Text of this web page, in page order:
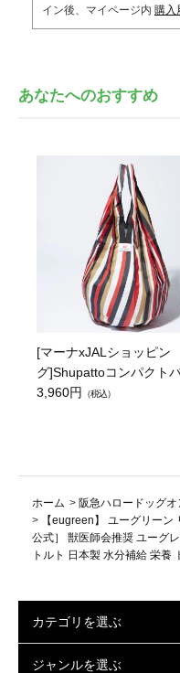
イン後、マイページ内 購入
あなたへのおすすめ
[マーナxJALショッピン
グ]Shupattoコンパクトバ
Drop JAL客室乗務員（LC
3,960円 （税込）
ホーム > 阪急ハロードッグ
>
【eugreen】 ユーグリー
公式］ 獣医師会推奨 ユーグ
トルト 日本製 水分補給 栄養
カテゴリを選ぶ
ジャンルを選ぶ